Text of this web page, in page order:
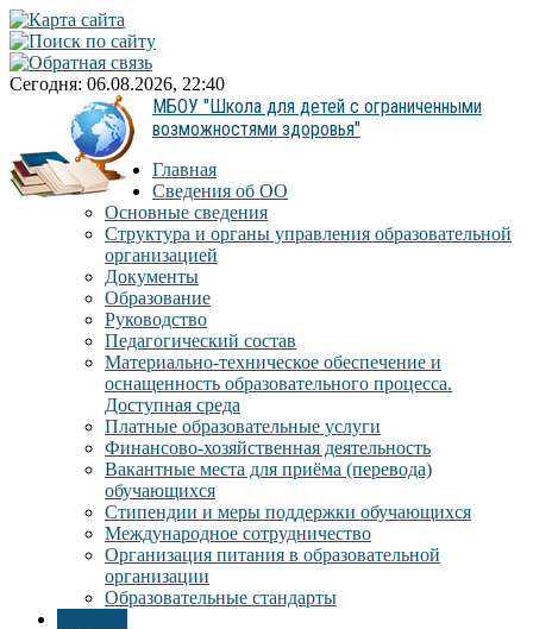
Сегодня: 06.08.2026, 22:40
МБОУ "Школа для детей с ограниченными
возможностями здоровья"
Главная
Сведения об ОО
Основные сведения
Структура и органы управления образовательной
организацией
Документы
Образование
Руководство
Педагогический состав
Материально-техническое обеспечение и
оснащенность образовательного процесса.
Доступная среда
Платные образовательные услуги
Финансово-хозяйственная деятельность
Вакантные места для приёма (перевода)
обучающихся
Стипендии и меры поддержки обучающихся
Международное сотрудничество
Организация питания в образовательной
организации
Образовательные стандарты